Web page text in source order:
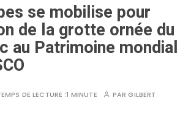
se mobilise pour
de la grotte ornée du
au Patrimoine mondial
DE LECTURE :1 MINUTE PARGILBERT